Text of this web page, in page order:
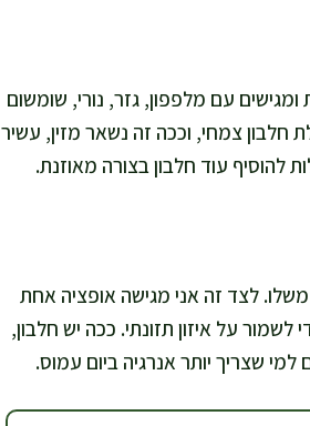
עם מלפפון, גזר, נורי, שומשום
חלבון צמחי, וככה זה נשאר מזין, עשיר
להוסיף עוד חלבון בצורה מאוזנת.
לצד זה אני מגישה אופציה אחת
על איזון תזונתי. ככה יש חלבון,
שצריך יותר אנרגיה ביום עמוס.